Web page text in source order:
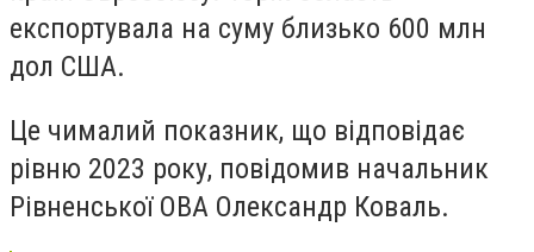
експортувала на суму близько 600 млн
дол США.
Це чималий показник, що відповідає
рівню 2023 року, повідомив начальник
Рівненської ОВА Олександр Коваль.